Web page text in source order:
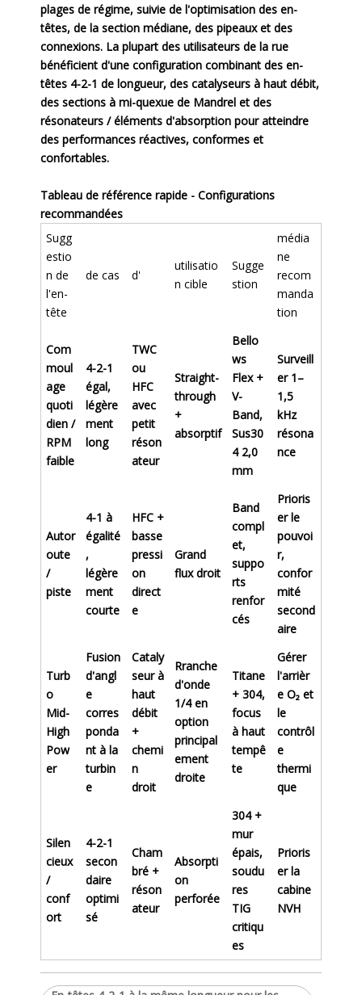
plages de régime, suivie de l'optimisation des en-
têtes, de la section médiane, des pipeaux et des
connexions. La plupart des utilisateurs de la rue
bénéficient d'une configuration combinant des en-
têtes 4-2-1 de longueur, des catalyseurs à haut débit,
des sections à mi-quexue de Mandrel et des
résonateurs / éléments d'absorption pour atteindre
des performances réactives, conformes et
confortables.
Tableau de référence rapide - Configurations
recommandées
Sugg
estio
n de
l'en-
tête
de cas d'
utilisatio
n cible
Sugge
stion
média
ne
recom
manda
tion
Com
moul
age
quoti
dien /
RPM
faible
4-2-1
égal,
légère
ment
long
TWC
ou
HFC
avec
petit
réson
ateur
Straight-
through
+
absorptif
Bello
ws
Flex +
V-
Band,
Sus30
4 2,0
mm
Surveill
er 1–
1,5
kHz
résona
nce
Autor
oute
/
piste
4-1 à
égalité
,
légère
ment
courte
HFC +
basse
pressi
on
direct
e
Grand
flux droit
Band
compl
et,
suppo
rts
renfor
cés
Prioris
er le
pouvoi
r,
confor
mité
second
aire
Turb
o
Mid-
High
Pow
er
Fusion
d'angl
e
corres
ponda
nt à la
turbin
e
Cataly
seur à
haut
débit
+
chemi
n
droit
Rranche
d'onde
1/4 en
option
principal
ement
droite
Titane
+ 304,
focus
à haut
tempê
te
Gérer
l'arrièr
e O₂ et
le
contrôl
e
thermi
que
Silen
cieux
/
conf
ort
4-2-1
secon
daire
optimi
sé
Cham
bré +
réson
ateur
Absorpti
on
perforée
304 +
mur
épais,
soudu
res
TIG
critiqu
es
Prioris
er la
cabine
NVH